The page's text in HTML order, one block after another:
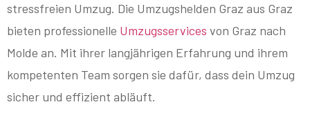
stressfreien Umzug. Die Umzugshelden Graz aus Graz
bieten professionelle Umzugsservices von Graz nach
Molde an. Mit ihrer langjährigen Erfahrung und ihrem
kompetenten Team sorgen sie dafür, dass dein Umzug
sicher und effizient abläuft.